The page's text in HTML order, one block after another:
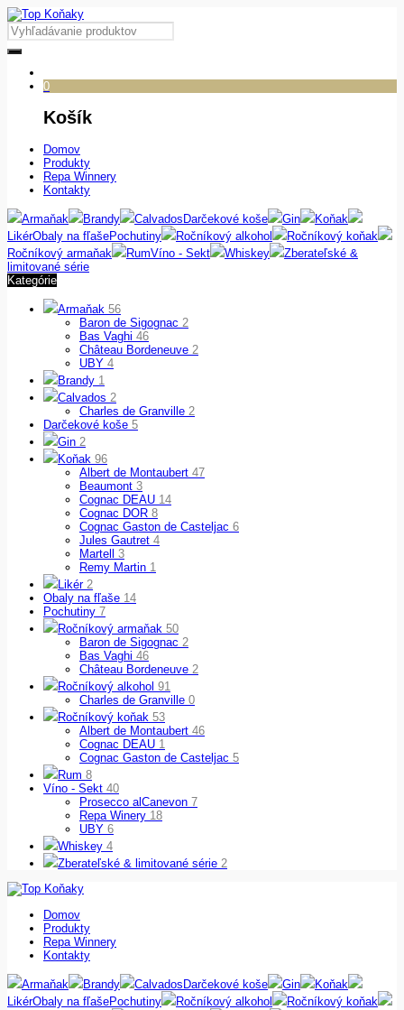
0
Košík
Domov
Produkty
Repa Winnery
Kontakty
Armaňak Brandy Calvados Darčekové koše Gin
Koňak
LikérObaly na fľašePochutiny Ročníkový alkohol
Ročníkový koňak
Ročníkový armaňak
RumVíno - Sekt Whiskey
Zberateľské &
limitované série
Kategórie
Armaňak 56
Baron de Sigognac 2
Bas Vaghi 46
Château Bordeneuve 2
UBY 4
Brandy 1
Calvados 2
Charles de Granville 2
Darčekové koše 5
Gin 2
Koňak 96
Albert de Montaubert 47
Beaumont 3
Cognac DEAU 14
Cognac DOR 8
Cognac Gaston de Casteljac 6
Jules Gautret 4
Martell 3
Remy Martin 1
Likér 2
Obaly na fľaše 14
Pochutiny 7
Ročníkový armaňak 50
Baron de Sigognac 2
Bas Vaghi 46
Château Bordeneuve 2
Ročníkový alkohol 91
Charles de Granville 0
Ročníkový koňak 53
Albert de Montaubert 46
Cognac DEAU 1
Cognac Gaston de Casteljac 5
Rum 8
Víno - Sekt 40
Prosecco alCanevon 7
Repa Winery 18
UBY 6
Whiskey 4
Zberateľské & limitované série 2
Domov
Produkty
Repa Winnery
Kontakty
Armaňak Brandy Calvados Darčekové koše Gin
Koňak
LikérObaly na fľašePochutiny Ročníkový alkohol
Ročníkový koňak